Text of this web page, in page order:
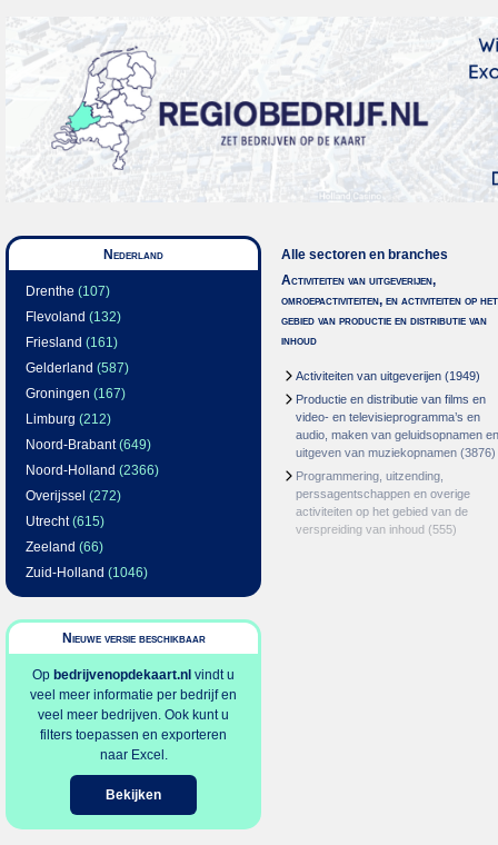
Nederland
Drenthe (107)
Flevoland (132)
Friesland (161)
Gelderland (587)
Groningen (167)
Limburg (212)
Noord-Brabant(649)
Noord-Holland (2366)
Overijssel (272)
Utrecht(615)
Zeeland (66)
Zuid-Holland (1046)
Nieuwe versie beschikbaar
Op bedrijvenopdekaart.nl vindt u
veel meer informatie per bedrijf en
veel meer bedrijven. Ook kunt u
filters toepassen en exporteren
naar Excel.
Bekijken
Alle sectoren en branches
Activiteiten van uitgeverijen,
omroepactiviteiten, en activiteiten op het
gebied van productie en distributie van
inhoud
Activiteiten van uitgeverijen (1949)
Productie en distributie van films en
video- en televisieprogramma’s en
audio, maken van geluidsopnamen en
uitgeven van muziekopnamen (3876)
Programmering, uitzending,
perssagentschappen en overige
activiteiten op het gebied van de
verspreiding van inhoud (555)